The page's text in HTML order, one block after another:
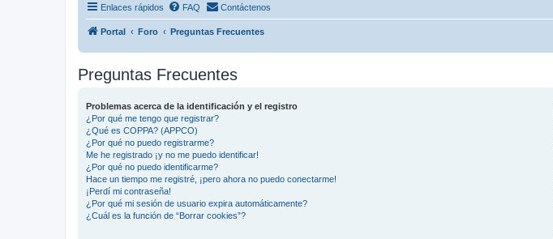
Enlaces rápidos FAQ Contáctenos
Portal Foro Preguntas Frecuentes
Preguntas Frecuentes
Problemas acerca de la identificación y el registro
¿Por qué me tengo que registrar?
¿Qué es COPPA? (APPCO)
¿Por qué no puedo registrarme?
Me he registrado ¡y no me puedo identificar!
¿Por qué no puedo identificarme?
Hace un tiempo me registré, ¡pero ahora no puedo conectarme!
¡Perdí mi contraseña!
¿Por qué mi sesión de usuario expira automáticamente?
¿Cuál es la función de “Borrar cookies”?